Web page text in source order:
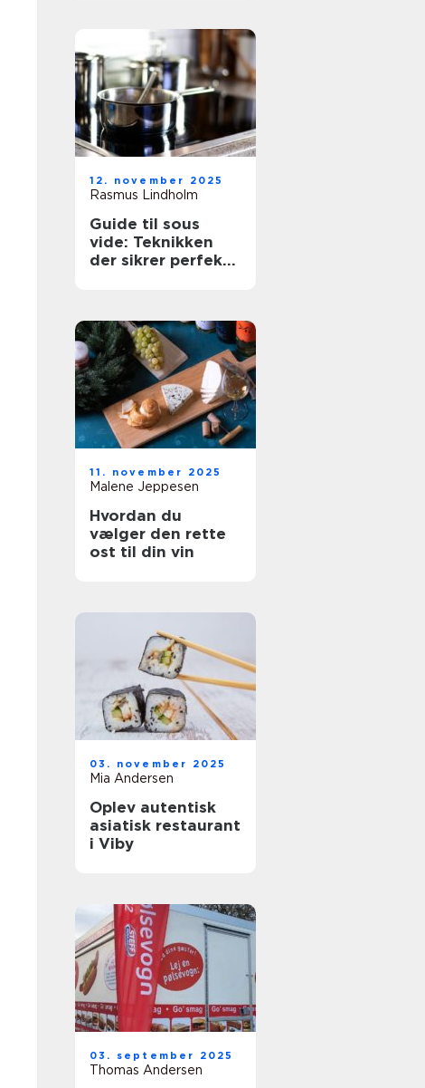
12. november 2025
Rasmus Lindholm
Guide til sous
vide: Teknikken
der sikrer perfekte
11. november 2025
Malene Jeppesen
Hvordan du
vælger den rette
ost til din vin
03. november 2025
Mia Andersen
Oplev autentisk
asiatisk restaurant
i Viby
03. september 2025
Thomas Andersen